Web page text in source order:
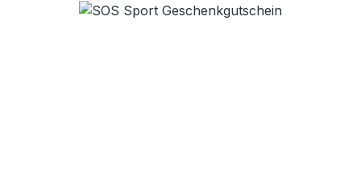
Bildergalerie überspringen